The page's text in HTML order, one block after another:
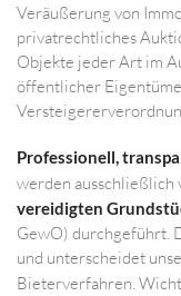
Veräußerung von
privatrechtliches
Objekte jeder Art im
öffentlicher
Professionell,
werden ausschließlich
vereidigten
GewO) durchgeführt.
und unterscheidet
Bieterverfahren.